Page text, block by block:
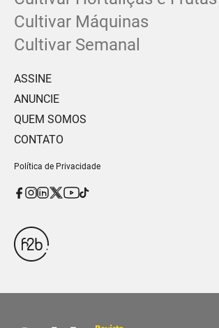
Cultivar Máquinas
Cultivar Semanal
ASSINE
ANUNCIE
QUEM SOMOS
CONTATO
Política de Privacidade